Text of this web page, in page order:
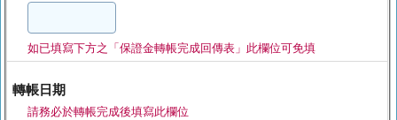
如已填寫下方之「保證金轉帳完成回傳表」此欄位可免填
轉帳日期
請務必於轉帳完成後填寫此欄位